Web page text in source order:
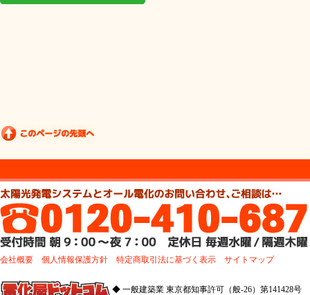
会社概要 個人情報保護方針 特定商取引法に基づく表示 サイトマップ
◆ 一般建築業 東京都知事許可（般-26）第141428